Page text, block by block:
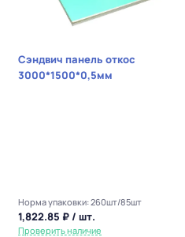
Сэндвич панель откос
3000*1500*0,5мм
Норма упаковки: 260шт/85шт
1,822.85 ₽ / шт.
Проверить наличие